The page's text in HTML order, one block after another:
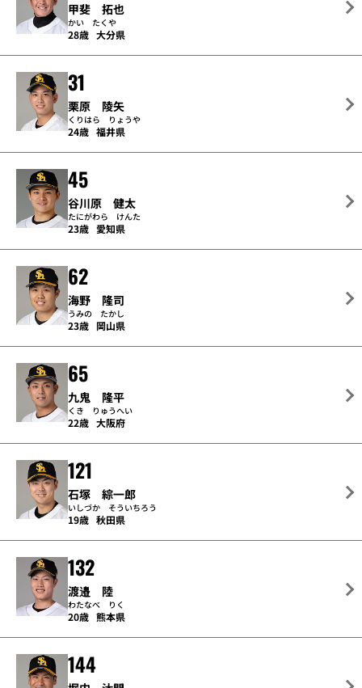
甲斐 拓也
かい たくや
28歳 大分県
31
栗原 陵矢
くりはら りょうや
24歳 福井県
45
谷川原 健太
たにがわら けんた
23歳 愛知県
62
海野 隆司
うみの たかし
23歳 岡山県
65
九鬼 隆平
くき りゅうへい
22歳 大阪府
121
石塚 綜一郎
いしづか そういちろう
19歳 秋田県
132
渡邉 陸
わたなべ りく
20歳 熊本県
144